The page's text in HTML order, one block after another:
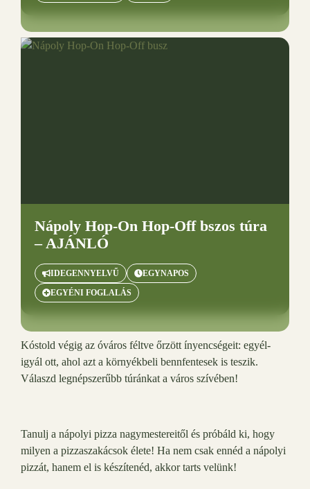
Nápoly Hop-On Hop-Off bszos túra
– AJÁNLÓ
IDEGENNYELVŰ
EGYNAPOS
EGYÉNI FOGLALÁS
Kóstold végig az óváros féltve őrzött ínyencségeit: egyél-
igyál ott, ahol azt a környékbeli bennfentesek is teszik.
Válaszd legnépszerűbb túránkat a város szívében!
Tanulj a nápolyi pizza nagymestereitől és próbáld ki, hogy
milyen a pizzaszakácsok élete! Ha nem csak ennéd a nápolyi
pizzát, hanem el is készítenéd, akkor tarts velünk!